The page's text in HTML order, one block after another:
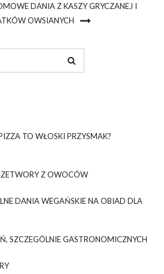
DANIA Z KASZY GRYCZANEJ I
OWSIANYCH
TO WŁOSKI PRZYSMAK?
Z OWOCÓW
DANIA WEGAŃSKIE NA OBIAD DLA
SZCZEGÓLNIE GASTRONOMICZNYCH